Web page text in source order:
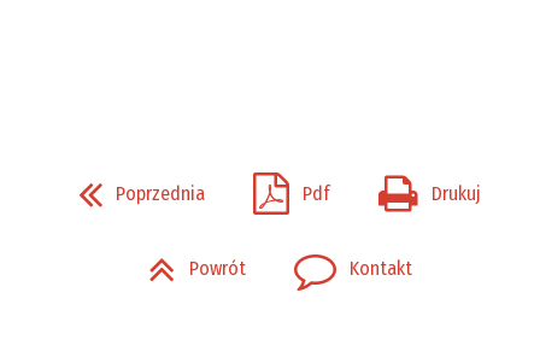
Poprzednia Pdf Drukuj
Powrót Kontakt